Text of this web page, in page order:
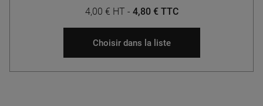
4,00 € HT - 4,80 € TTC
Choisir dans la liste